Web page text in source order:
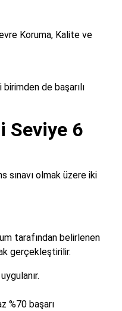
Koruma, Kalite ve
de başarılı
Seviye 6
sınavı olmak üzere iki
tarafından belirlenen
gerçekleştirilir.
%70 başarı